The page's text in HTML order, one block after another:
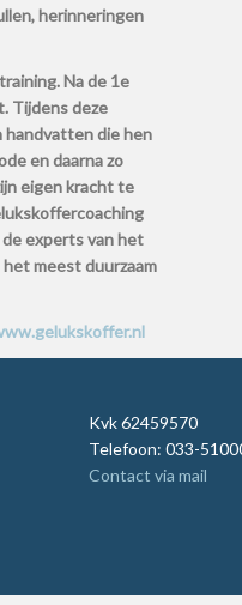
herinneringen
Na de 1e
Tijdens deze
handvatten die hen
en daarna zo
eigen kracht te
experts van het
meest duurzaam
Kvk 62459570
Telefoon: 033-
Contact via mail